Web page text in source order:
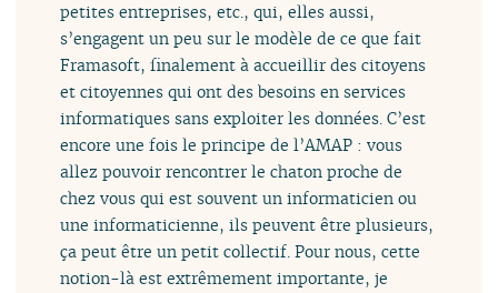
petites entreprises, etc., qui, elles aussi,
s’engagent un peu sur le modèle de ce que fait
Framasoft, finalement à accueillir des citoyens
et citoyennes qui ont des besoins en services
informatiques sans exploiter les données. C’est
encore une fois le principe de l’AMAP : vous
allez pouvoir rencontrer le chaton proche de
chez vous qui est souvent un informaticien ou
une informaticienne, ils peuvent être plusieurs,
ça peut être un petit collectif. Pour nous, cette
notion-là est extrêmement importante, je